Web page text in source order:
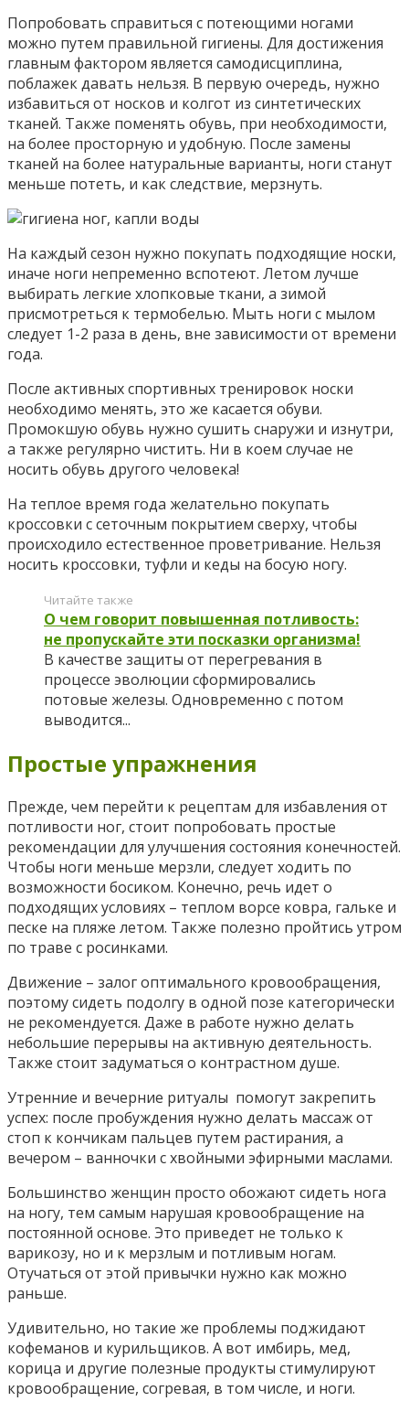
Попробовать справиться с потеющими ногами
можно путем правильной гигиены. Для достижения
главным фактором является самодисциплина,
поблажек давать нельзя. В первую очередь, нужно
избавиться от носков и колгот из синтетических
тканей. Также поменять обувь, при необходимости,
на более просторную и удобную. После замены
тканей на более натуральные варианты, ноги станут
меньше потеть, и как следствие, мерзнуть.
На каждый сезон нужно покупать подходящие носки,
иначе ноги непременно вспотеют. Летом лучше
выбирать легкие хлопковые ткани, а зимой
присмотреться к термобелью. Мыть ноги с мылом
следует 1-2 раза в день, вне зависимости от времени
года.
После активных спортивных тренировок носки
необходимо менять, это же касается обуви.
Промокшую обувь нужно сушить снаружи и изнутри,
а также регулярно чистить. Ни в коем случае не
носить обувь другого человека!
На теплое время года желательно покупать
кроссовки с сеточным покрытием сверху, чтобы
происходило естественное проветривание. Нельзя
носить кроссовки, туфли и кеды на босую ногу.
Читайте также
О чем говорит повышенная потливость:
не пропускайте эти посказки организма!
В качестве защиты от перегревания в
процессе эволюции сформировались
потовые железы. Одновременно с потом
выводится...
Простые упражнения
Прежде, чем перейти к рецептам для избавления от
потливости ног, стоит попробовать простые
рекомендации для улучшения состояния конечностей.
Чтобы ноги меньше мерзли, следует ходить по
возможности босиком. Конечно, речь идет о
подходящих условиях – теплом ворсе ковра, гальке и
песке на пляже летом. Также полезно пройтись утром
по траве с росинками.
Движение – залог оптимального кровообращения,
поэтому сидеть подолгу в одной позе категорически
не рекомендуется. Даже в работе нужно делать
небольшие перерывы на активную деятельность.
Также стоит задуматься о контрастном душе.
Утренние и вечерние ритуалы помогут закрепить
успех: после пробуждения нужно делать массаж от
стоп к кончикам пальцев путем растирания, а
вечером – ванночки с хвойными эфирными маслами.
Большинство женщин просто обожают сидеть нога
на ногу, тем самым нарушая кровообращение на
постоянной основе. Это приведет не только к
варикозу, но и к мерзлым и потливым ногам.
Отучаться от этой привычки нужно как можно
раньше.
Удивительно, но такие же проблемы поджидают
кофеманов и курильщиков. А вот имбирь, мед,
корица и другие полезные продукты стимулируют
кровообращение, согревая, в том числе, и ноги.